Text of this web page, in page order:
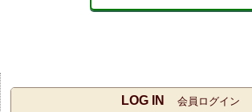
LOG IN 会員ログイン